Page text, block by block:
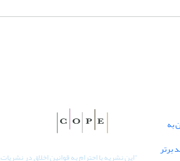
به
برتر
"این نشریه با احترام به قوانین اخلاق در